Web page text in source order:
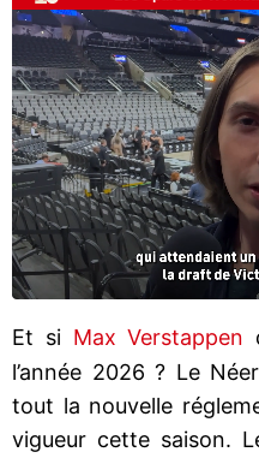
Et si Max Verstappen
l’année 2026 ? Le
tout la nouvelle
vigueur cette saison.